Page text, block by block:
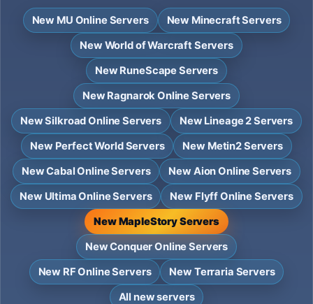
New MU Online Servers
New Minecraft Servers
New World of Warcraft Servers
New RuneScape Servers
New Ragnarok Online Servers
New Silkroad Online Servers
New Lineage 2 Servers
New Perfect World Servers
New Metin2 Servers
New Cabal Online Servers
New Aion Online Servers
New Ultima Online Servers
New Flyff Online Servers
New MapleStory Servers
New Conquer Online Servers
New RF Online Servers
New Terraria Servers
All new servers